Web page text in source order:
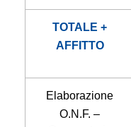
TOTALE +
AFFITTO
Elaborazione
O.N.F. –